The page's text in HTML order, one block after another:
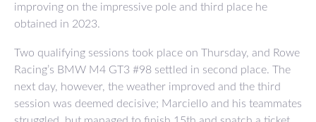
improving on the impressive pole and third place he
obtained in 2023.
Two qualifying sessions took place on Thursday, and Rowe
Racing’s BMW M4 GT3 #98 settled in second place. The
next day, however, the weather improved and the third
session was deemed decisive; Marciello and his teammates